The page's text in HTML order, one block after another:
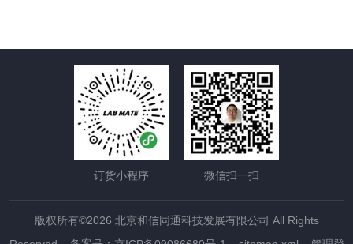
订货小程序 微信扫一扫
版权所有©2026 北京和信同通科技发展有限公司 All Rights